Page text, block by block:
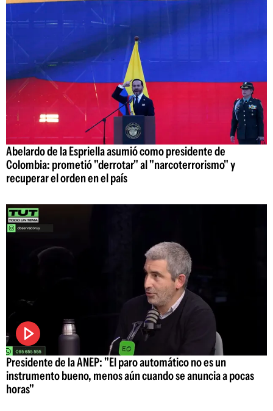
Abelardo de la Espriella asumió como presidente de
Colombia: prometió "derrotar" al "narcoterrorismo" y
recuperar el orden en el país
Presidente de la ANEP: "El paro automático no es un
instrumento bueno, menos aún cuando se anuncia a pocas
horas"